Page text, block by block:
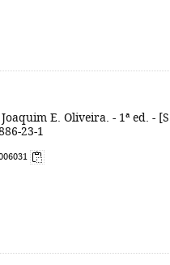
E. Oliveira. - 1ª ed. -
23-1